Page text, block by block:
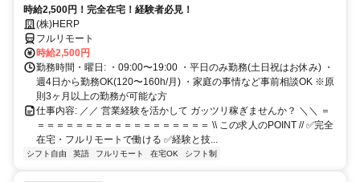
時給2,500円！完全在宅！経験者必見！
(株)HERP
フルリモート
時給2,500円
勤務時間・曜日: ・09:00〜19:00 ・平日のみ勤務(土日祝はお休み) ・
週4日から勤務OK(120〜160h/月) ・家庭の事情など事前相談OK ※原
則3ヶ月以上の勤務が可能な方
仕事内容: ／／ 営業経験を活かして ガッツリ稼ぎませんか？ ＼＼ ＝
＝＝＝＝＝＝＝＝＝＝＝＝＝＝＝＝＝＝ \\ この求人のPOINT // ✅完全
在宅・フルリモートで働ける ✅経験と技...
シフト自由 英語 フルリモート 在宅OK シフト制